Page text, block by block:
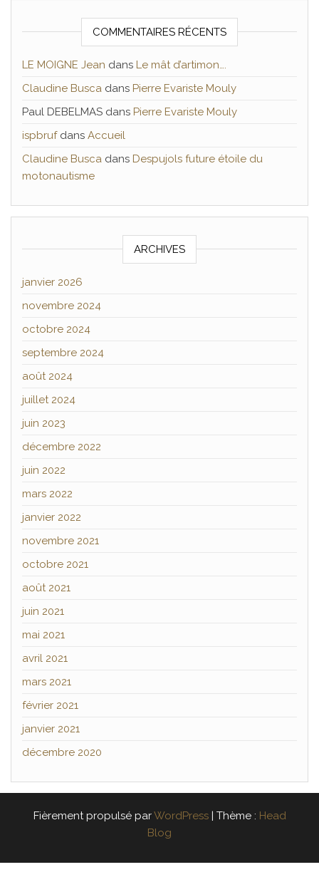
COMMENTAIRES RÉCENTS
LE MOIGNE Jean dans Le mât d’artimon….
Claudine Busca dans Pierre Evariste Mouly
Paul DEBELMAS dans Pierre Evariste Mouly
ispbrufdans Accueil
Claudine Busca dans Despujols future étoile du
motonautisme
ARCHIVES
janvier 2026
novembre 2024
octobre 2024
septembre 2024
août 2024
juillet 2024
juin 2023
décembre 2022
juin 2022
mars 2022
janvier 2022
novembre 2021
octobre 2021
août 2021
juin 2021
mai 2021
avril 2021
mars 2021
février 2021
janvier 2021
décembre 2020
Fièrement propulsé parWordPress | Thème : Head
Blog